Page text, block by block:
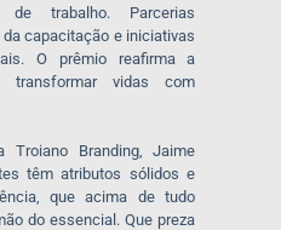
trabalho. Parcerias
capacitação e iniciativas
O prêmio reafirma a
vidas com
Troiano Branding, Jaime
têm atributos sólidos e
que acima de tudo
do essencial. Que preza